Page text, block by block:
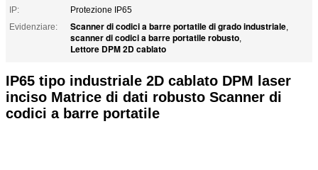
IP:
Protezione IP65
Evidenziare:
Scanner di codici a barre portatile di grado industriale,
scanner di codici a barre portatile robusto,
Lettore DPM 2D cablato
IP65 tipo industriale 2D cablato DPM laser
inciso Matrice di dati robusto Scanner di
codici a barre portatile